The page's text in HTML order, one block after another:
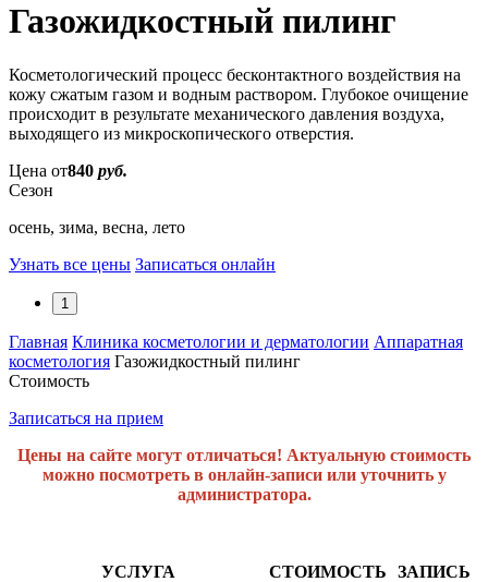
Газожидкостный пилинг
Косметологический процесс бесконтактного воздействия на
кожу сжатым газом и водным раствором. Глубокое очищение
происходит в результате механического давления воздуха,
выходящего из микроскопического отверстия.
Цена от840 руб.
Сезон
осень, зима, весна, лето
Узнать все цены Записаться онлайн
1
Главная Клиника косметологии и дерматологии Аппаратная
косметология Газожидкостный пилинг
Стоимость
Записаться на прием
Цены на сайте могут отличаться! Актуальную стоимость
можно посмотреть в онлайн-записи или уточнить у
администратора.
УСЛУГА СТОИМОСТЬ
ЗАПИСЬ